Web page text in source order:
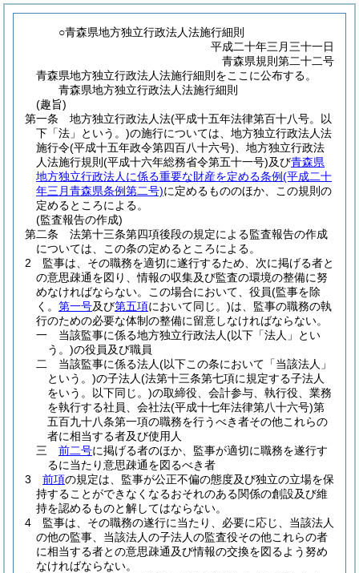
○青森県地方独立行政法人法施行細則
平成二十年三月三十一日
青森県規則第二十二号
青森県地方独立行政法人法施行細則をここに公布する。
青森県地方独立行政法人法施行細則
(趣旨)
第一条
地方独立行政法人法(平成十五年法律第百十八号。以
下「法」という。)の施行については、地方独立行政法人法
施行令(平成十五年政令第四百八十六号) 、地方独立行政法
人法施行規則 (平成十六年総務省令第五十一号)及び青森県
地方独立行政法人に係る重要な財産を定める条例(平成二十
年三月青森県条例第二号)に定めるもののほか、この規則の
定めるところによる。
(監査報告の作成)
第二条
法第十三条第四項後段の規定による監査報告の作成
については、この条の定めるところによる。
2
監事は、その職務を適切に遂行するため、次に掲げる者と
の意思疎通を図り、情報の収集及び監査の環境の整備に努
めなければならない。
この場合において、役員(監事を除
く。 第一号及び第五項において同じ。)は、監事の職務の執
行のための必要な体制の整備に留意しなければならない。
一
当該監事に係る地方独立行政法人(以下「法人」とい
う。)の役員及び職員
二
当該監事に係る法人(以下この条において「当該法人」
という。)の子法人(法第十三条第七項に規定する子法人
をいう。以下同じ。)の取締役、会計参与、執行役、業務
を執行する社員、会社法(平成十七年法律第八十六号)第
五百九十八条第一項の職務を行うべき者その他これらの
者に相当する者及び使用人
三
前二号に掲げる者のほか、監事が適切に職務を遂行す
るに当たり意思疎通を図るべき者
3
前項の規定は、監事が公正不偏の態度及び独立の立場を保
持することができなくなるおそれのある関係の創設及び維
持を認めるものと解してはならない。
4
監事は、その職務の遂行に当たり、必要に応じ、当該法人
の他の監事、当該法人の子法人の監査役その他これらの者
に相当する者との意思疎通及び情報の交換を図るよう努め
なければならない。